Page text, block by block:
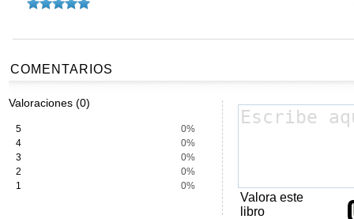
COMENTARIOS
Valoraciones (0)
5
0%
4
0%
3
0%
2
0%
1
0%
Valora este
libro